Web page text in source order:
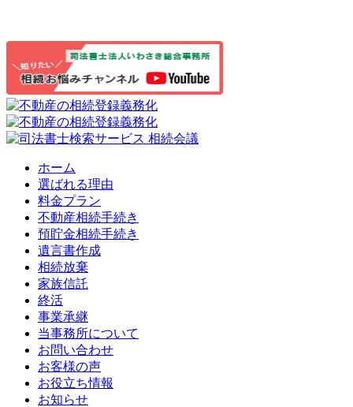
ホーム
選ばれる理由
料金プラン
不動産相続手続き
預貯金相続手続き
遺言書作成
相続放棄
家族信託
終活
事業承継
当事務所について
お問い合わせ
お客様の声
お役立ち情報
お知らせ